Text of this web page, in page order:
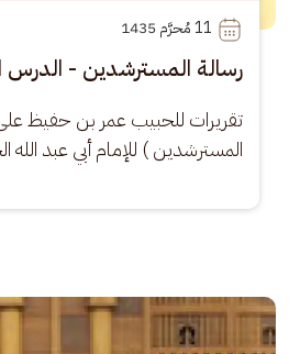
11
رسالة المسترشدين -
تقريرات للحبيب عمر بن حفيظ
المسترشدين ) للإمام أبي عبد الله
الصورة